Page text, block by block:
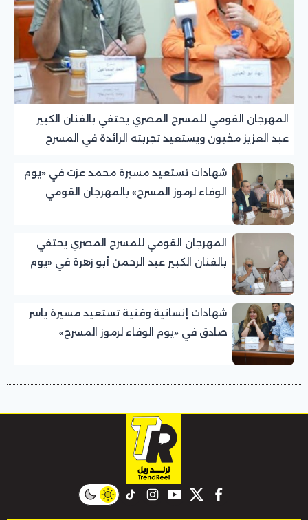
المهرجان القومي للمسرح المصري يحتفي بالفنان الكبير
عبد العزيز مخيون ويستعيد تجربته الرائدة في المسرح
شهادات تستعيد مسيرة محمد عزت في «يوم
الوفاء لرموز المسرح» بالمهرجان القومي
المهرجان القومي للمسرح المصري يحتفي
بالفنان الكبير عبد الرحمن أبو زهرة في «يوم
شهادات إنسانية وفنية تستعيد مسيرة ياسر
صادق في «يوم الوفاء لرموز المسرح»
facebook
twitter
youtube
instagram
tiktok